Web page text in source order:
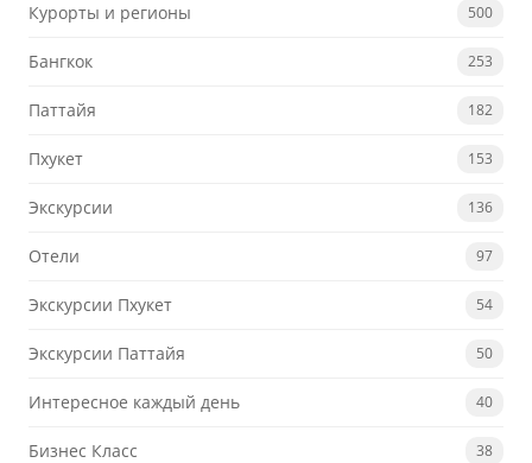
Курорты и регионы 500
Бангкок 253
Паттайя 182
Пхукет 153
Экскурсии 136
Отели 97
Экскурсии Пхукет 54
Экскурсии Паттайя 50
Интересное каждый день 40
Бизнес Класс 38